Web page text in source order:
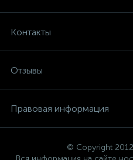
Контакты
Отзывы
Правовая информация
© Copyright